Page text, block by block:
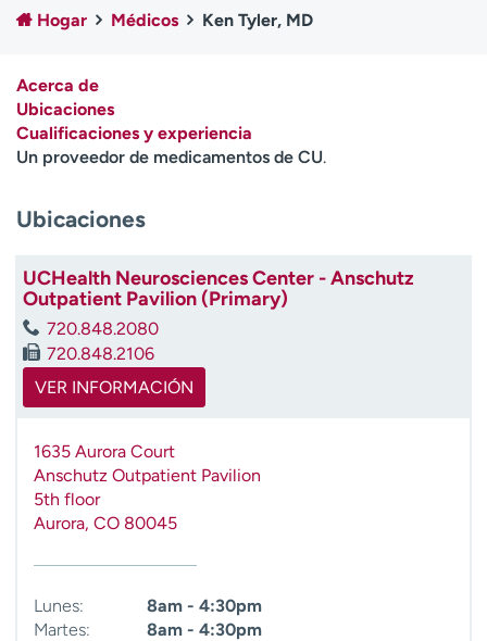
Atención a medios de
comunicación
Contáctenos Noticias e historias
y
m
a
n
Hogar Médicos Ken Tyler, MD
Acerca de
Ubicaciones
Cualificaciones y experiencia
Un proveedor de medicamentos de CU.
Ubicaciones
UCHealth Neurosciences Center - Anschutz
Outpatient Pavilion (Primary)
720.848.2080
720.848.2106
VER INFORMACIÓN
1635 Aurora Court
Anschutz Outpatient Pavilion
5th floor
Aurora, CO 80045
Lunes:
8am - 4:30pm
Martes:
8am - 4:30pm